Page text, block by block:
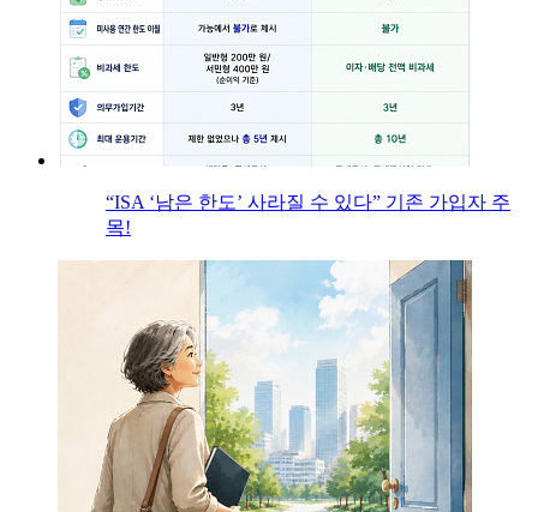
“ISA ‘남은 한도’ 사라질 수 있다” 기존 가입자 주
목!